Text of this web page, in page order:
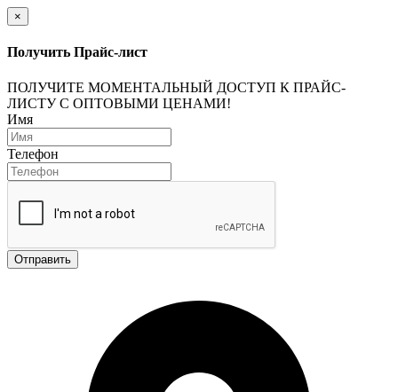
×
Получить Прайс-лист
ПОЛУЧИТЕ МОМЕНТАЛЬНЫЙ ДОСТУП К ПРАЙС-
ЛИСТУ С ОПТОВЫМИ ЦЕНАМИ!
Имя
Телефон
Отправить